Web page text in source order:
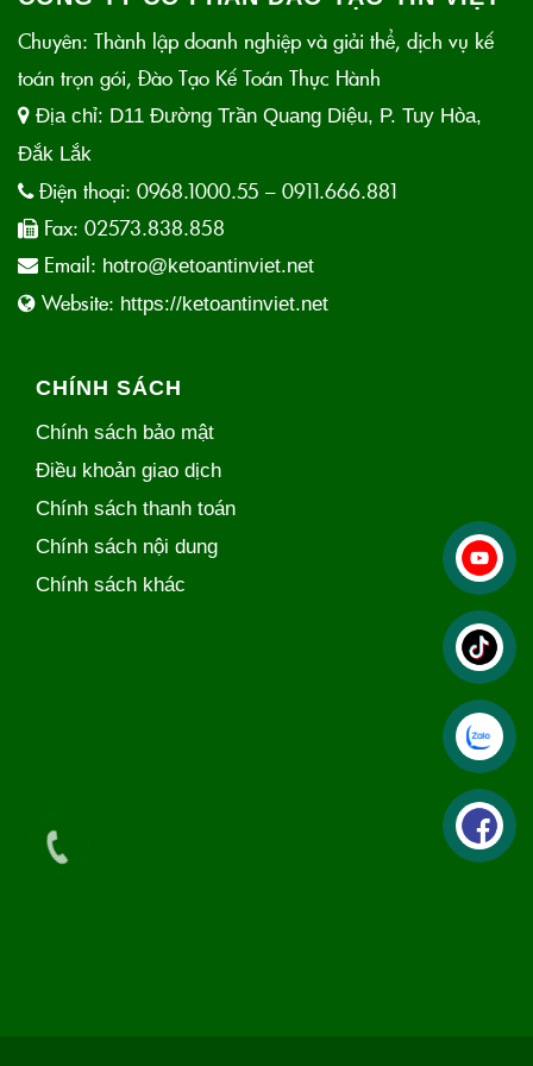
Chuyên: Thành lập doanh nghiệp và giải thể, dịch vụ kế
toán trọn gói, Đào Tạo Kế Toán Thực Hành
Địa chỉ: D11 Đường Trần Quang Diệu, P. Tuy Hòa,
Đắk Lắk
Điện thoại: 0968.1000.55 – 0911.666.881
Fax: 02573.838.858
Email: hotro@ketoantinviet.net
Website: https://ketoantinviet.net
CHÍNH SÁCH
Chính sách bảo mật
Điều khoản giao dịch
Chính sách thanh toán
Chính sách nội dung
Chính sách khác